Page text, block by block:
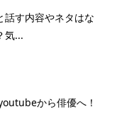
話す内容やネタはな
気...
から俳優へ！